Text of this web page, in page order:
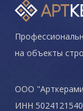
на объекты
ООО
ИНН 5024121540